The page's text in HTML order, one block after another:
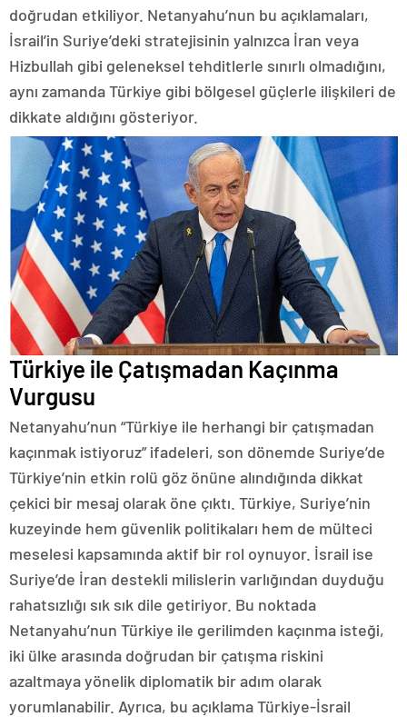
doğrudan etkiliyor. Netanyahu’nun bu açıklamaları,
İsrail’in Suriye’deki stratejisinin yalnızca İran veya
Hizbullah gibi geleneksel tehditlerle sınırlı olmadığını,
aynı zamanda Türkiye gibi bölgesel güçlerle ilişkileri de
dikkate aldığını gösteriyor.
Türkiye ile Çatışmadan Kaçınma
Vurgusu
Netanyahu’nun “Türkiye ile herhangi bir çatışmadan
kaçınmak istiyoruz” ifadeleri, son dönemde Suriye’de
Türkiye’nin etkin rolü göz önüne alındığında dikkat
çekici bir mesaj olarak öne çıktı. Türkiye, Suriye’nin
kuzeyinde hem güvenlik politikaları hem de mülteci
meselesi kapsamında aktif bir rol oynuyor. İsrail ise
Suriye’de İran destekli milislerin varlığından duyduğu
rahatsızlığı sık sık dile getiriyor. Bu noktada
Netanyahu’nun Türkiye ile gerilimden kaçınma isteği,
iki ülke arasında doğrudan bir çatışma riskini
azaltmaya yönelik diplomatik bir adım olarak
yorumlanabilir. Ayrıca, bu açıklama Türkiye-İsrail